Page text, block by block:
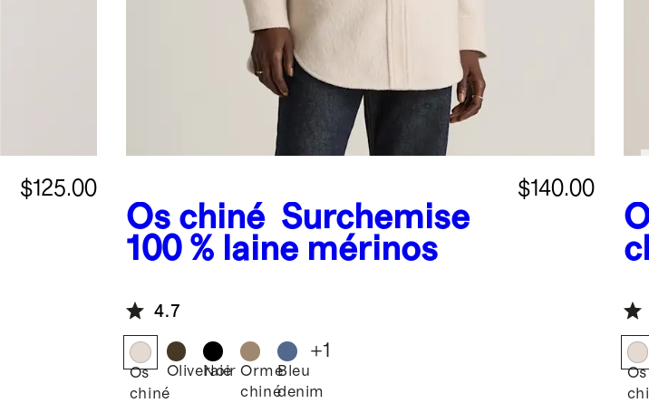
$125.00
Os chiné Surchemise
100 % laine mérinos
$140.00
4.7
Os
chiné
Oliveraie
Noir Orme
chiné
Bleu
denim
+1
Os